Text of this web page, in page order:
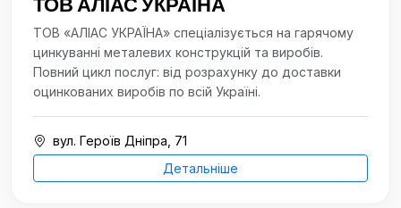
ТОВ «АЛІАС УКРАЇНА» спеціалізується на гарячому
цинкуванні металевих конструкцій та виробів.
Повний цикл послуг: від розрахунку до доставки
оцинкованих виробів по всій Україні.
вул. Героїв Дніпра, 71
Детальніше